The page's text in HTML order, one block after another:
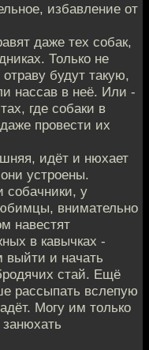
избавление от
даже тех собак,
Только не
будут такую,
нассав в неё. Или -
где собаки в
провести их
идёт и нюхает
устроены.
собачники, у
внимательно
навестят
в кавычках -
выйти и начать
стай. Ещё
рассыпать вслепую
Могу им только